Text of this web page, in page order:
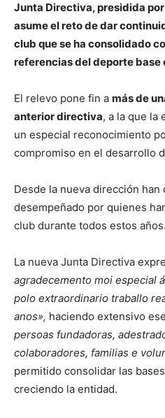
Junta Directiva, presidida
asume el reto de dar
club que se ha consolidado
referencias del deporte base
El relevo pone fin a más de
anterior directiva, a la que la
un especial reconocimiento
compromiso en el desarrollo
Desde la nueva dirección
desempeñado por quienes
club durante todos estos años.
La nueva Junta Directiva
agradecemento moi especial
polo extraordinario traballo
anos», haciendo extensivo
persoas fundadoras,
colaboradores, familias e
permitido consolidar las
creciendo la entidad.